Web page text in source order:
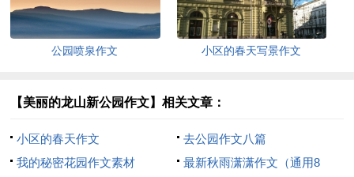
公园喷泉作文 小区的春天写景作文
【美丽的龙山新公园作文】相关文章：
小区的春天作文
去公园作文八篇
我的秘密花园作文素材
最新秋雨潇潇作文（通用8